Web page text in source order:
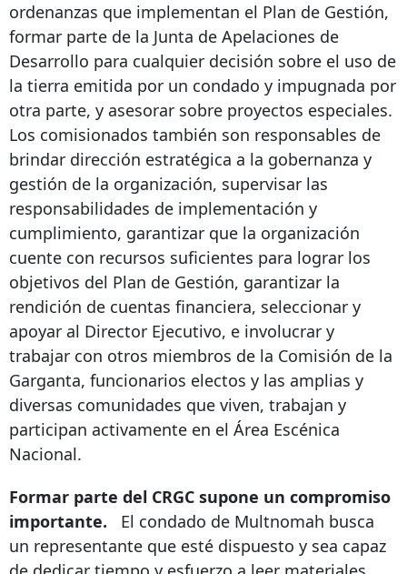
ordenanzas que implementan el Plan de Gestión,
formar parte de la Junta de Apelaciones de
Desarrollo para cualquier decisión sobre el uso de
la tierra emitida por un condado y impugnada por
otra parte, y asesorar sobre proyectos especiales.
Los comisionados también son responsables de
brindar dirección estratégica a la gobernanza y
gestión de la organización, supervisar las
responsabilidades de implementación y
cumplimiento, garantizar que la organización
cuente con recursos suficientes para lograr los
objetivos del Plan de Gestión, garantizar la
rendición de cuentas financiera, seleccionar y
apoyar al Director Ejecutivo, e involucrar y
trabajar con otros miembros de la Comisión de la
Garganta, funcionarios electos y las amplias y
diversas comunidades que viven, trabajan y
participan activamente en el Área Escénica
Nacional.
Formar parte del CRGC supone un compromiso
importante.
El condado de Multnomah busca
un representante que esté dispuesto y sea capaz